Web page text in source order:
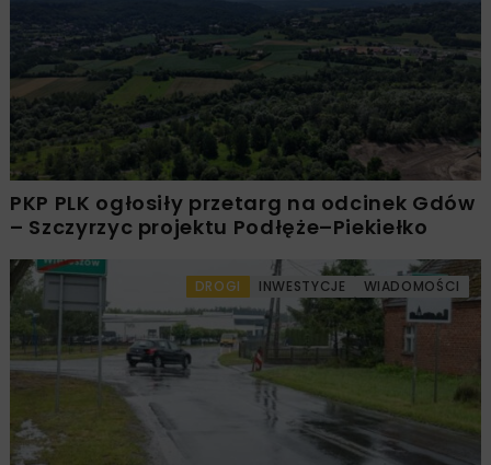
PKP PLK ogłosiły przetarg na odcinek Gdów
– Szczyrzyc projektu Podłęże–Piekiełko
DROGI INWESTYCJE WIADOMOŚCI